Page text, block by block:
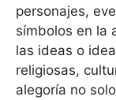
personajes,
símbolos en la
las ideas o
religiosas,
alegoría no